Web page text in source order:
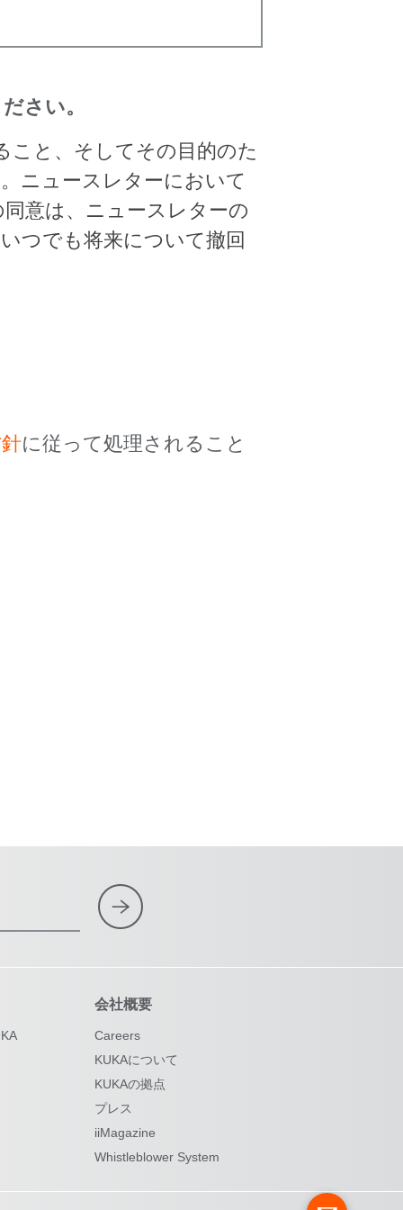
さい。
こと、そしてその目的のた
ニュースレターにおいて
意は、ニュースレターの
つでも将来について撤回
に従って処理されること
会社概要
Careers
KUKAについて
KUKAの拠点
プレス
iiMagazine
Whistleblower System